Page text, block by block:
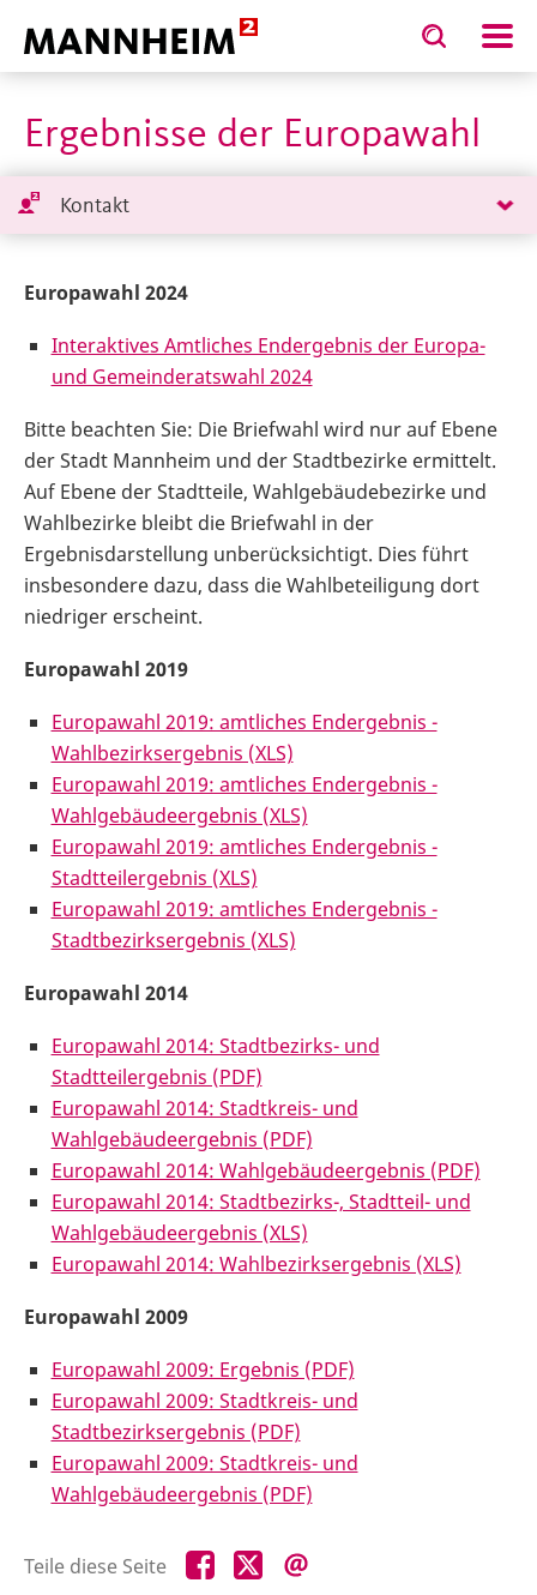
Toggle
search
input
Toggle
search
input
Ergebnisse der Europawahl
Kontakt
Europawahl 2024
Interaktives Amtliches Endergebnis der Europa-
und Gemeinderatswahl 2024
Bitte beachten Sie: Die Briefwahl wird nur auf Ebene
der Stadt Mannheim und der Stadtbezirke ermittelt.
Auf Ebene der Stadtteile, Wahlgebäudebezirke und
Wahlbezirke bleibt die Briefwahl in der
Ergebnisdarstellung unberücksichtigt. Dies führt
insbesondere dazu, dass die Wahlbeteiligung dort
niedriger erscheint.
Europawahl 2019
Europawahl 2019: amtliches Endergebnis -
Wahlbezirksergebnis (XLS)
Europawahl 2019: amtliches Endergebnis -
Wahlgebäudeergebnis (XLS)
Europawahl 2019: amtliches Endergebnis -
Stadtteilergebnis (XLS)
Europawahl 2019: amtliches Endergebnis -
Stadtbezirksergebnis (XLS)
Europawahl 2014
Europawahl 2014: Stadtbezirks- und
Stadtteilergebnis (PDF)
Europawahl 2014: Stadtkreis- und
Wahlgebäudeergebnis (PDF)
Europawahl 2014: Wahlgebäudeergebnis (PDF)
Europawahl 2014: Stadtbezirks-, Stadtteil- und
Wahlgebäudeergebnis (XLS)
Europawahl 2014: Wahlbezirksergebnis (XLS)
Europawahl 2009
Europawahl 2009: Ergebnis (PDF)
Europawahl 2009: Stadtkreis- und
Stadtbezirksergebnis (PDF)
Europawahl 2009: Stadtkreis- und
Wahlgebäudeergebnis (PDF)
Teile diese Seite Teile
diese
Teile
diese